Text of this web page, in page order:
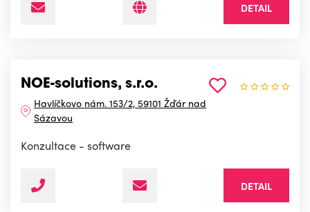
DETAIL
NOE-solutions, s.r.o.
Havlíčkovo nám. 153/2, 59101 Žďár nad
Sázavou
Konzultace - software
DETAIL